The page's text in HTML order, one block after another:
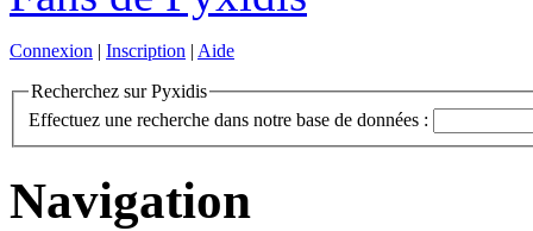
Connexion | Inscription | Aide
Recherchez sur Pyxidis
Effectuez une recherche dans notre base de données :
Navigation